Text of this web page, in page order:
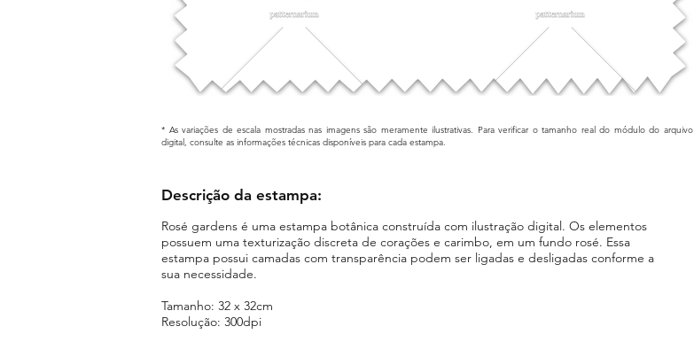
* As variações de escala mostradas nas imagens são meramente ilustrativas. Para verificar o tamanho real do módulo do arquivo
digital, consulte as informações técnicas disponíveis para cada estampa.
Descrição da estampa:
Rosé gardens é uma estampa botânica construída com ilustração digital. Os elementos
possuem uma texturização discreta de corações e carimbo, em um fundo rosé. Essa
estampa possui camadas com transparência podem ser ligadas e desligadas conforme a
sua necessidade.
Tamanho: 32 x 32cm
Resolução: 300dpi